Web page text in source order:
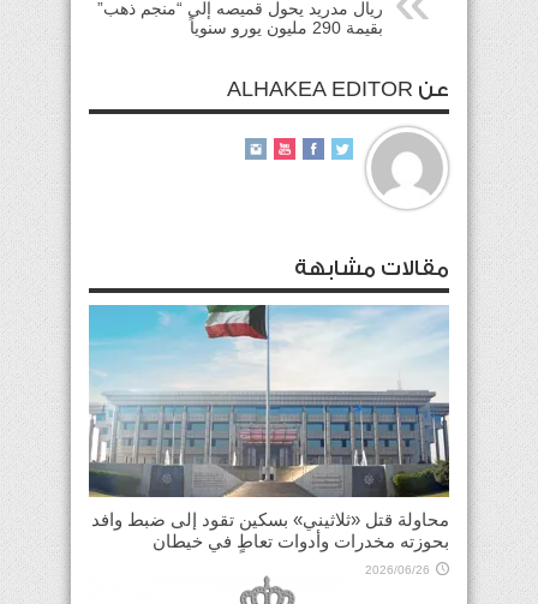
ريال مدريد يحول قميصه إلى “منجم ذهب”
بقيمة 290 مليون يورو سنوياً
عن ALHAKEA EDITOR
مقالات مشابهة
محاولة قتل «ثلاثيني» بسكين تقود إلى ضبط وافد
بحوزته مخدرات وأدوات تعاطٍ في خيطان
2026/06/26